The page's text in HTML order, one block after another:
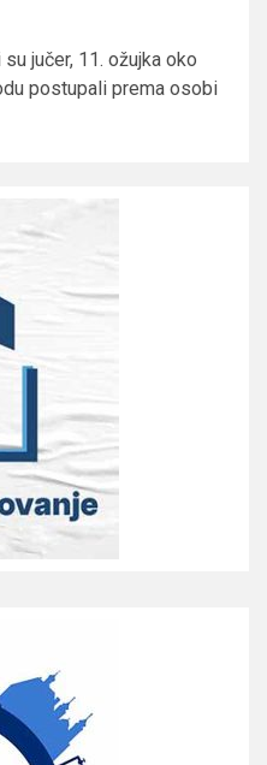
jučer, 11. ožujka oko
postupali prema osobi